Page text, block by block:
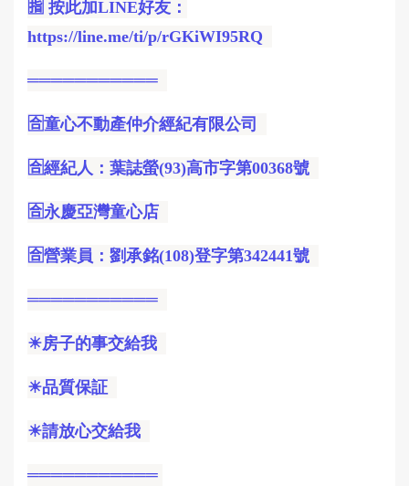
🈯️ 按此加LINE好友：
https://line.me/ti/p/rGKiWI95RQ
═══════════
🈴童心不動產仲介經紀有限公司
🈴經紀人：葉誌螢(93)高市字第00368號
🈴永慶亞灣童心店
🈴營業員：劉承銘(108)登字第342441號
═══════════
☀房子的事交給我
☀品質保証
☀請放心交給我
═══════════